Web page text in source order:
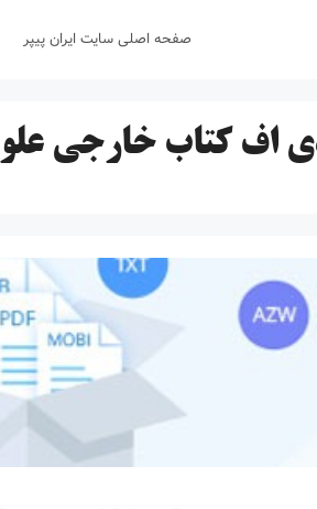
صفحه اصلی سایت ایران پیپر
اف کتاب خارجی